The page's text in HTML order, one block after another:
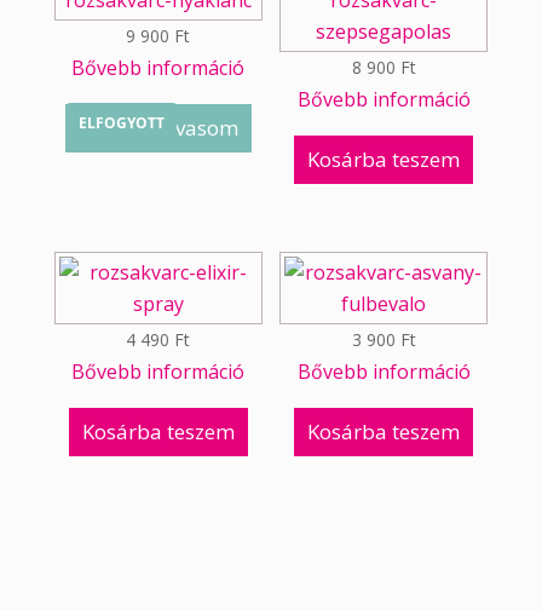
ELFOGYOTT
9 900 Ft
Bővebb információ
Tovább olvasom
8 900 Ft
Bővebb információ
Kosárba teszem
4 490 Ft
Bővebb információ
Kosárba teszem
3 900 Ft
Bővebb információ
Kosárba teszem